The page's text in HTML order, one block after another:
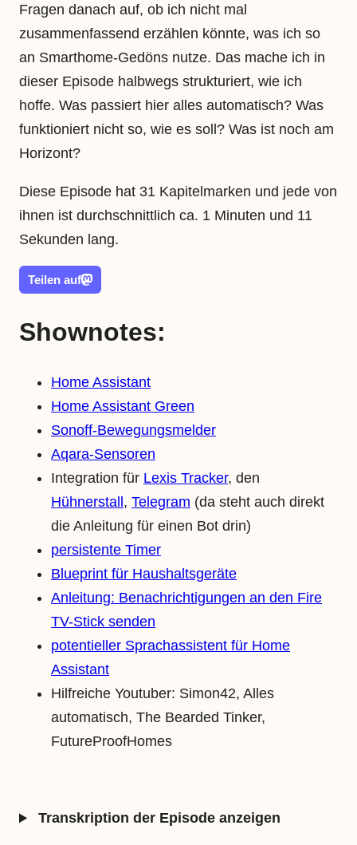
Fragen danach auf, ob ich nicht mal
zusammenfassend erzählen könnte, was ich so
an Smarthome-Gedöns nutze. Das mache ich in
dieser Episode halbwegs strukturiert, wie ich
hoffe. Was passiert hier alles automatisch? Was
funktioniert nicht so, wie es soll? Was ist noch am
Horizont?
Diese Episode hat 31 Kapitelmarken und jede von
ihnen ist durchschnittlich ca. 1 Minuten und 11
Sekunden lang.
Teilen auf
Shownotes:
Home Assistant
Home Assistant Green
Sonoff-Bewegungsmelder
Aqara-Sensoren
Integration für Lexis Tracker, den
Hühnerstall , Telegram (da steht auch direkt
die Anleitung für einen Bot drin)
persistente Timer
Blueprint für Haushaltsgeräte
Anleitung: Benachrichtigungen an den Fire
TV-Stick senden
potentieller Sprachassistent für Home
Assistant
Hilfreiche Youtuber: Simon42, Alles
automatisch, The Bearded Tinker,
FutureProofHomes
Transkription der Episode anzeigen